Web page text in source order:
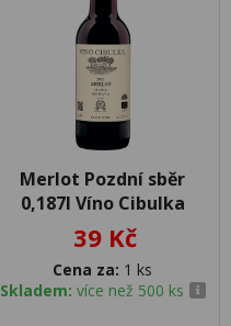
Merlot Pozdní sběr
0,187l Víno Cibulka
39 Kč
Cena za: 1 ks
Skladem: více než 500 ks